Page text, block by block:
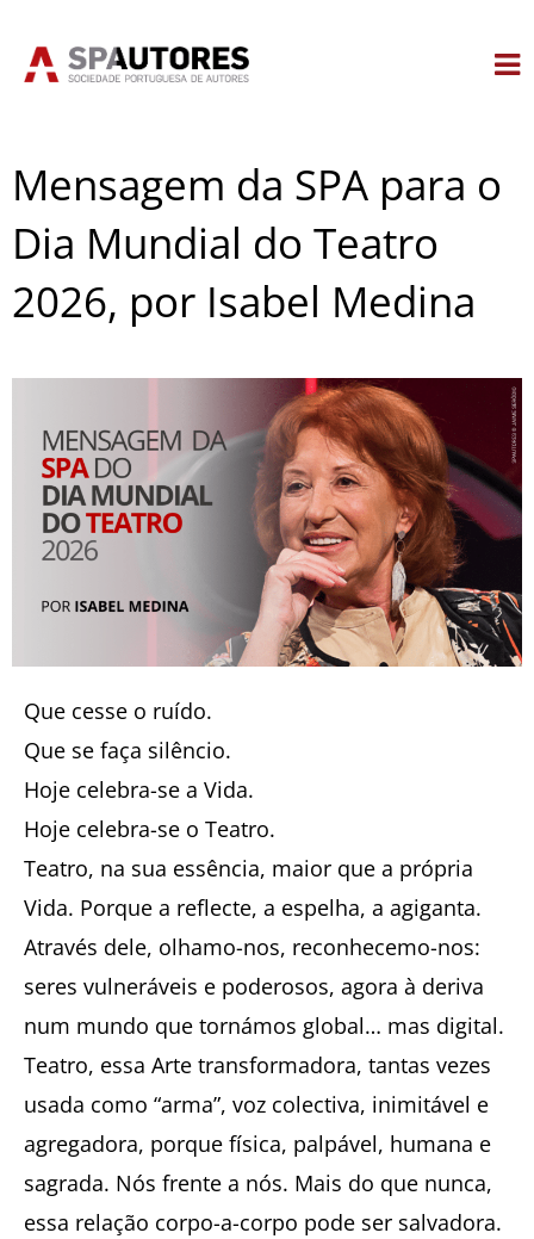
Mensagem da SPA para o
Dia Mundial do Teatro
2026, por Isabel Medina
Que cesse o ruído.
Que se faça silêncio.
Hoje celebra-se a Vida.
Hoje celebra-se o Teatro.
Teatro, na sua essência, maior que a própria
Vida. Porque a reflecte, a espelha, a agiganta.
Através dele, olhamo-nos, reconhecemo-nos:
seres vulneráveis e poderosos, agora à deriva
num mundo que tornámos global… mas digital.
Teatro, essa Arte transformadora, tantas vezes
usada como “arma”, voz colectiva, inimitável e
agregadora, porque física, palpável, humana e
sagrada. Nós frente a nós. Mais do que nunca,
essa relação corpo-a-corpo pode ser salvadora.